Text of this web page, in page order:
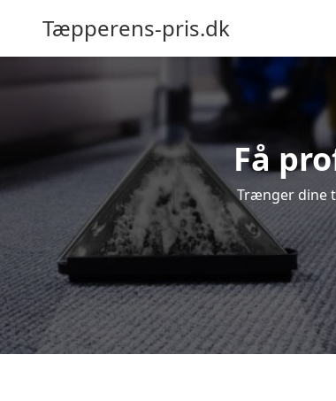
Tæpperens-pris.dk
Få
Trænger dine